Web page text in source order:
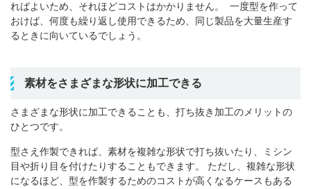
ればよいため、それほどコストはかかりません。
一度型を作って
おけば、何度も繰り返し使用できるため、同じ製品を大量生産す
るときに向いているでしょう。
素材をさまざまな形状に加工できる
さまざまな形状に加工できることも、打ち抜き加工のメリットの
ひとつです。
型さえ作製できれば、素材を複雑な形状で打ち抜いたり、ミシン
目や折り目を付けたりすることもできます。
ただし、複雑な形状
になるほど、型を作製するためのコストが高くなるケースもある